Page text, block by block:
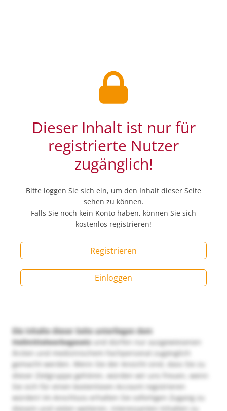
Dieser Inhalt ist nur für
registrierte Nutzer
zugänglich!
Bitte loggen Sie sich ein, um den Inhalt dieser Seite
sehen zu können.
Falls Sie noch kein Konto haben, können Sie sich
kostenlos registrieren!
Registrieren
Einloggen
Die Inhalte dieser Seite unterliegen dem
Heilmittelwerbegesetzund dürfen nur ausgewiesenen
Ärzten und medizinischem Fachpersonal zugänglich
gemacht werden. Wenn Sie der Ansicht sind, dass Sie zu
dieser Zielgruppe gehören, würden wir uns freuen, wenn
Sie sich für einen kostenlosen Account registrieren
würden! Im Anschluss erhalten Sie sofortigen Zugang zu
diesem und vielen weiteren, interessanten Inhalten zu